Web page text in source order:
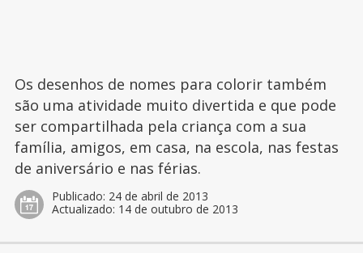
Os desenhos de nomes para colorir também
são uma atividade muito divertida e que pode
ser compartilhada pela criança com a sua
família, amigos, em casa, na escola, nas festas
de aniversário e nas férias.
Publicado: 24 de abril de 2013
Actualizado: 14 de outubro de 2013